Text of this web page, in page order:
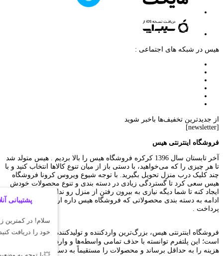
هیس در شبکه های اجتماعی :
از جدیدترین تخفیف‌ها باخبر شوید
[newsletter]
فروشگاه اینترنتی هیس
آخر تابستان سال 1396 کرکره فروشگاه هیس را بالا بردیم . هیس متولد شد
تا هر چیزی را که می‌خواهید، با دستی باز از میان تنوع کالاها انتخاب کنید و با
چند کلیک درب منزل تحویل بگیرید. با توجه شیوع ویروس کرونا فروشگاه
هیس سعی کرد تا گستردگی زیادی در دسته بندی و تنوع محصولات خودش
ایجاد کنه تا شما دیگه نیازی به بیرون رفتن از منزل رو نداشته باشید. در
ادامه به دسته بندی محصولاتی که فروشگاه هیس داره ارائه میکنه خواهیم
پرداخت .
فروشگاه اینترنتی هیس، بزرگ‌ترین وارد‌کننده و تولید‌کننده لوازم تحریر
است؛ این پلتفرم توانسته با حذف تمامی واسطه‌ها و واردات مستقیم،
هزینه را به حداقل برساند و محصولات را مستقیماً به دست مصرف‌کننده